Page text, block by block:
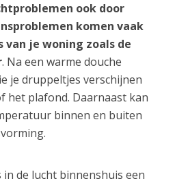
ook door
komen vaak
je woning zoals de
. Na een warme douche
je druppeltjes verschijnen
het plafond. Daarnaast kan
binnen en buiten
de lucht binnenshuis een